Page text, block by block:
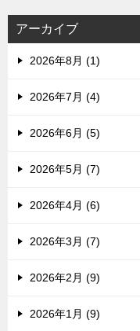
アーカイブ
2026年8月 (1)
2026年7月 (4)
2026年6月 (5)
2026年5月 (7)
2026年4月 (6)
2026年3月 (7)
2026年2月 (9)
2026年1月 (9)